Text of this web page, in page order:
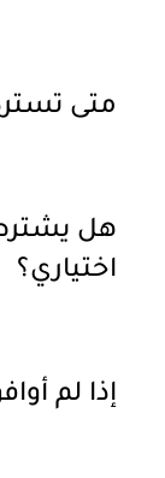
متى
هل
اختياري؟
إذا لم